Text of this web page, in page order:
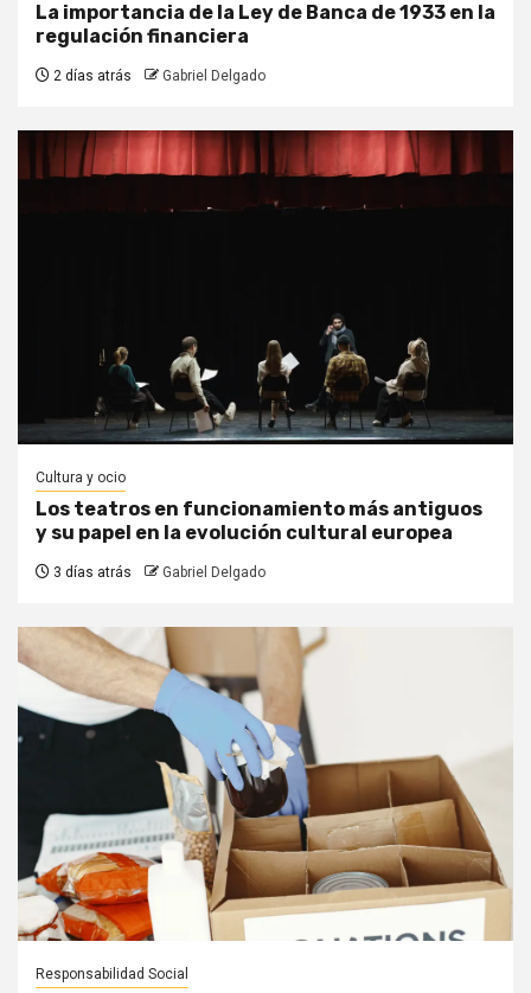
La importancia de la Ley de Banca de 1933 en la
regulación financiera
2 días atrás Gabriel Delgado
Cultura y ocio
Los teatros en funcionamiento más antiguos
y su papel en la evolución cultural europea
3 días atrás Gabriel Delgado
Responsabilidad Social